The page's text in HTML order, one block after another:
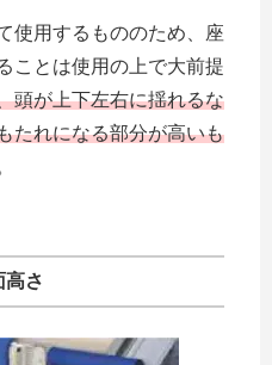
使用するもののため、座
ことは使用の上で大前提
頭が上下左右に揺れるな
たれになる部分が高いも
高さ